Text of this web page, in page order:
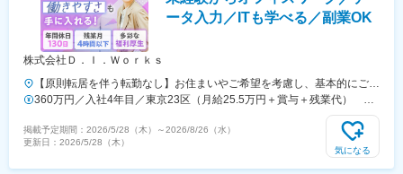
ータ入力／ITも学べる／副業OK
株式会社Ｄ．Ｉ．Ｗｏｒｋｓ
【原則転居を伴う転勤なし】お住まいやご希望を考慮し、基本的にご自
宅から1時間圏内のプロジェクト先に決定いたします。本社がある関東
1都3県を積極採用！★地方からの上京ご希望の方は、別途上京支援な
どをご相談いただけます！【本社】＊事務所移転いたしました＊〒
160-0023 東京都新宿区西新宿7丁目10-12 KKDビル5階【最寄り駅】新
360万円／入社4年目／東京23区（月給25.5万円＋賞与＋残業代）
330万円／入社3年目／東京23区（月給23.5万円＋賞与＋残業代）
掲載予定期間： 2026/5/28（木） ～2026/8/26（水）
更新日： 2026/5/28（木）
気になる